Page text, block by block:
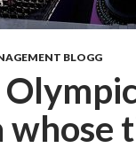
BLOGG
whose